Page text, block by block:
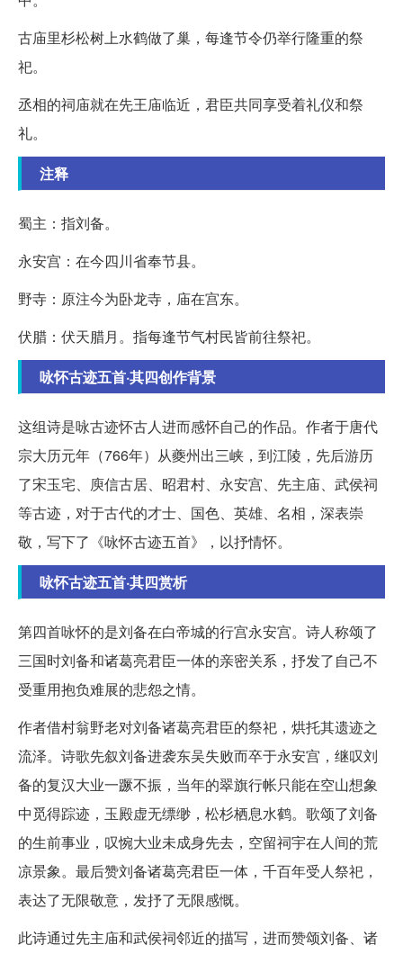
古庙里杉松树上水鹤做了巢，每逢节令仍举行隆重的祭
祀。
丞相的祠庙就在先王庙临近，君臣共同享受着礼仪和祭
礼。
注释
蜀主：指刘备。
永安宫：在今四川省奉节县。
野寺：原注今为卧龙寺，庙在宫东。
伏腊：伏天腊月。指每逢节气村民皆前往祭祀。
咏怀古迹五首·其四创作背景
这组诗是咏古迹怀古人进而感怀自己的作品。作者于唐代
宗大历元年（766年）从夔州出三峡，到江陵，先后游历
了宋玉宅、庾信古居、昭君村、永安宫、先主庙、武侯祠
等古迹，对于古代的才士、国色、英雄、名相，深表崇
敬，写下了《咏怀古迹五首》，以抒情怀。
咏怀古迹五首·其四赏析
第四首咏怀的是刘备在白帝城的行宫永安宫。诗人称颂了
三国时刘备和诸葛亮君臣一体的亲密关系，抒发了自己不
受重用抱负难展的悲怨之情。
作者借村翁野老对刘备诸葛亮君臣的祭祀，烘托其遗迹之
流泽。诗歌先叙刘备进袭东吴失败而卒于永安宫，继叹刘
备的复汉大业一蹶不振，当年的翠旗行帐只能在空山想象
中觅得踪迹，玉殿虚无缥缈，松杉栖息水鹤。歌颂了刘备
的生前事业，叹惋大业未成身先去，空留祠宇在人间的荒
凉景象。最后赞刘备诸葛亮君臣一体，千百年受人祭祀，
表达了无限敬意，发抒了无限感慨。
此诗通过先主庙和武侯祠邻近的描写，进而赞颂刘备、诸